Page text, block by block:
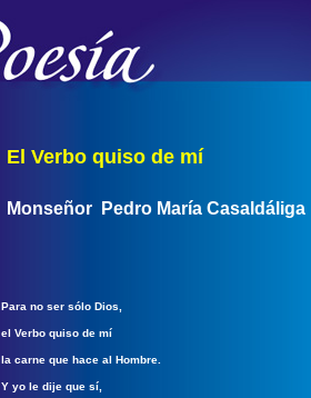
El Verbo quiso de mí
Monseñor Pedro María Casaldáliga
Para no ser sólo Dios,
el Verbo quiso de mí
la carne que hace al Hombre.
Y yo le dije que sí,